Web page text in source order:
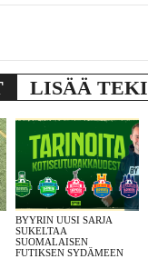
LISÄÄ
BYYRIN UUSI SARJA
SUKELTAA
SUOMALAISEN
FUTIKSEN SYDÄMEEN